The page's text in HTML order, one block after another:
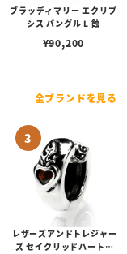
ブラッディマリー エクリプ
シス バングル L 蝕
¥90,200
全ブランドを見る
レザーズアンドトレジャー
ズ セイクリッドハートピ